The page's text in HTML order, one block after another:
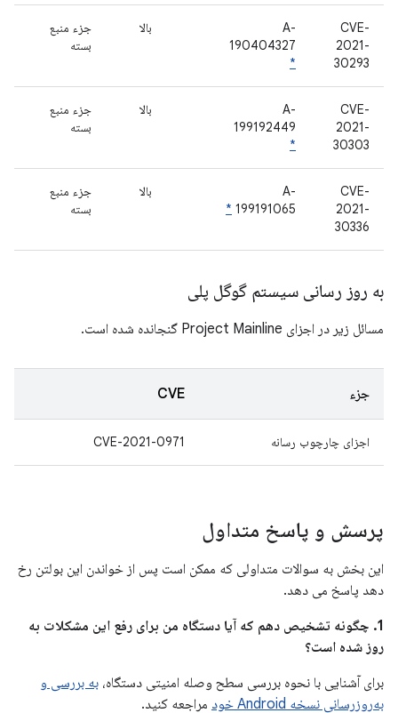
CVE-
2021-
30293
A-
190404327
*
بالا
جزء منبع
بسته
CVE-
2021-
30303
A-
199192449
*
بالا
جزء منبع
بسته
CVE-
2021-
30336
A-
199191065
*
بالا
جزء منبع
بسته
به روز رسانی سیستم گوگل پلی
مسائل زیر در اجزای Project Mainline گنجانده شده است.
جزء CVE
اجزای چارچوب رسانه CVE-2021-0971
پرسش و پاسخ متداول
این بخش به سوالات متداولی که ممکن است پس از خواندن این بولتن رخ
دهد پاسخ می دهد.
1. چگونه تشخیص دهم که آیا دستگاه من برای رفع این مشکلات به
روز شده است؟
برای آشنایی با نحوه بررسی سطح وصله امنیتی دستگاه، به بررسی و
به‌روزرسانی نسخه Android خود
مراجعه کنید.